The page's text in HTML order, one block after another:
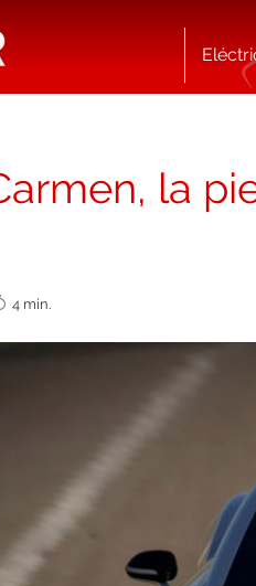
la
4 min.